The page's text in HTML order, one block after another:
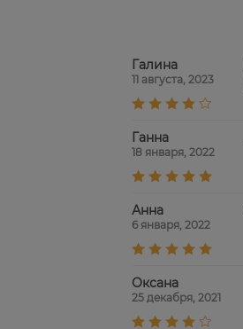
Галина
11 августа, 2023
Ганна
18 января, 2022
Анна
6 января, 2022
Оксана
25 декабря, 2021